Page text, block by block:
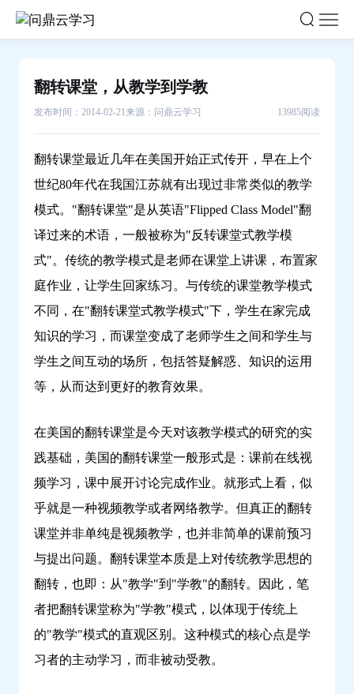
翻转课堂，从教学到学教
发布时间：2014-02-21来源：问鼎云学习 13985阅读
翻转课堂最近几年在美国开始正式传开，早在上个
世纪80年代在我国江苏就有出现过非常类似的教学
模式。"翻转课堂"是从英语"Flipped Class Model"翻
译过来的术语，一般被称为"反转课堂式教学模
式"。传统的教学模式是老师在课堂上讲课，布置家
庭作业，让学生回家练习。与传统的课堂教学模式
不同，在"翻转课堂式教学模式"下，学生在家完成
知识的学习，而课堂变成了老师学生之间和学生与
学生之间互动的场所，包括答疑解惑、知识的运用
等，从而达到更好的教育效果。
在美国的翻转课堂是今天对该教学模式的研究的实
践基础，美国的翻转课堂一般形式是：课前在线视
频学习，课中展开讨论完成作业。就形式上看，似
乎就是一种视频教学或者网络教学。但真正的翻转
课堂并非单纯是视频教学，也并非简单的课前预习
与提出问题。翻转课堂本质是上对传统教学思想的
翻转，也即：从"教学"到"学教"的翻转。因此，笔
者把翻转课堂称为"学教"模式，以体现于传统上
的"教学"模式的直观区别。这种模式的核心点是学
习者的主动学习，而非被动受教。